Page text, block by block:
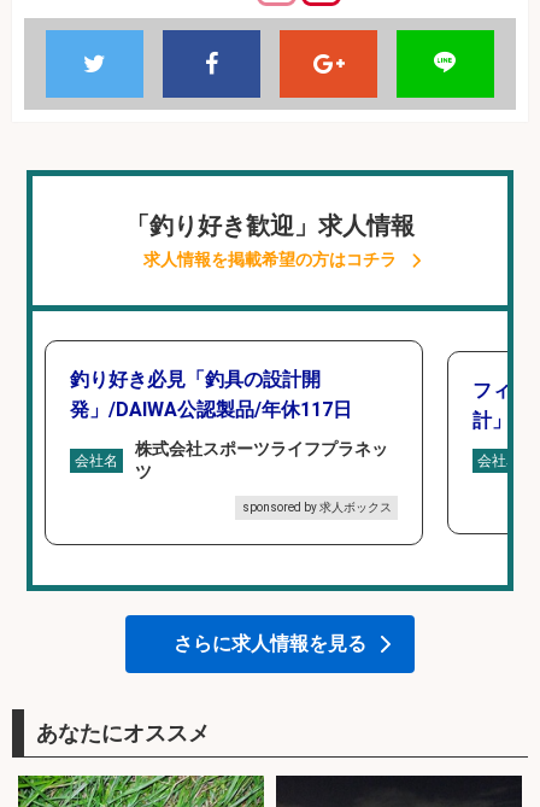
「釣り好き歓迎」求人情報
求人情報を掲載希望の方はコチラ
釣り好き必見「釣具の設計開
発」/DAIWA公認製品/年休117日
会社名
株式会社スポーツライフプラネッ
ツ
sponsored by 求人ボックス
フィッ
計」
会社名
さらに求人情報を見る
あなたにオススメ